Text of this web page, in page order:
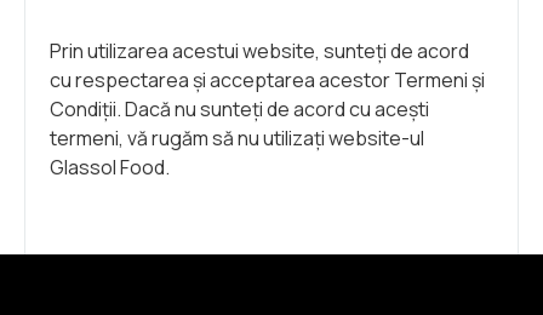
Prin utilizarea acestui website, sunteți de acord
cu respectarea și acceptarea acestor Termeni și
Condiții. Dacă nu sunteți de acord cu acești
termeni, vă rugăm să nu utilizați website-ul
Glassol Food.